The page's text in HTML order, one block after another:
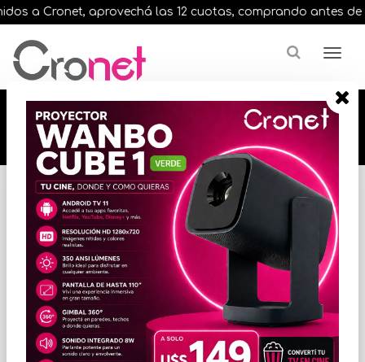
a Cronet, aprovechá las 12 cuotas, comprando antes de
🔥🔥🔥 12 cuotas, en todos nuestros artículos,
comprando antes de las 13 hrs. envíos en el
día 🔥🔥🔥
Inicio
VARIOS INFORMATICA
TECLADOS Y MOUSE